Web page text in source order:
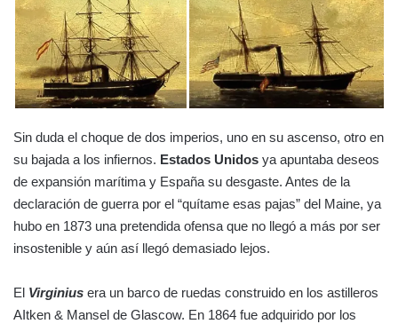
Sin duda el choque de dos imperios, uno en su ascenso, otro en
su bajada a los infiernos. Estados Unidos ya apuntaba deseos
de expansión marítima y España su desgaste. Antes de la
declaración de guerra por el “quítame esas pajas” del Maine, ya
hubo en 1873 una pretendida ofensa que no llegó a más por ser
insostenible y aún así llegó demasiado lejos.
El Virginius era un barco de ruedas construido en los astilleros
AItken & Mansel de Glascow. En 1864 fue adquirido por los